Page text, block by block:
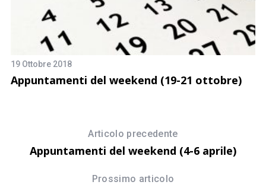
19 Ottobre 2018
Appuntamenti del weekend (19-21 ottobre)
Articolo precedente
Appuntamenti del weekend (4-6 aprile)
Prossimo articolo